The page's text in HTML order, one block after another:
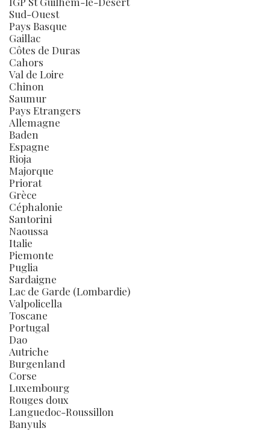
Sud-Ouest
Pays Basque
Gaillac
Côtes de Duras
Cahors
Val de Loire
Chinon
Saumur
Pays Etrangers
Allemagne
Baden
Espagne
Rioja
Majorque
Priorat
Grèce
Céphalonie
Santorini
Naoussa
Italie
Piemonte
Puglia
Sardaigne
Lac de Garde (Lombardie)
Valpolicella
Toscane
Portugal
Dao
Autriche
Burgenland
Corse
Luxembourg
Rouges doux
Languedoc-Roussillon
Banyuls